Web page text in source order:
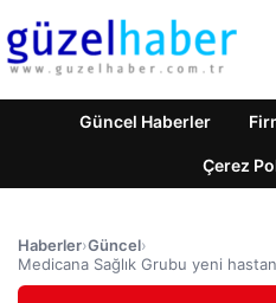
Güncel Haberler
Çerez
Haberler›Güncel›
Medicana Sağlık Grubu yeni